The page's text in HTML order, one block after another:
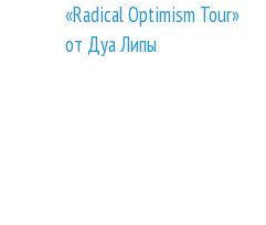
«Radical Optimism Tour»
от Дуа Липы